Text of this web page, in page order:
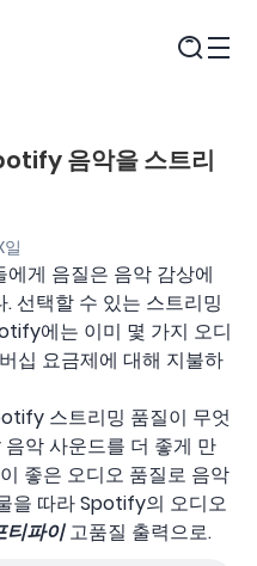
음악을 스트리
게 음질은 음악 감상에
선택할 수 있는 스트리밍
에는 이미 몇 가지 오디
십 요금제에 대해 지불하
스트리밍 품질이 무엇
악 사운드를 더 좋게 만
좋은 오디오 품질로 음악
을 따라 Spotify의 오디오
티파이고품질 출력으로.